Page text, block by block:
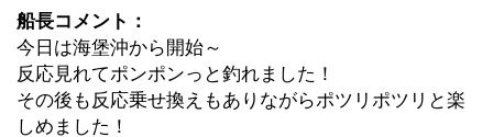
船長コメント：
今日は海堡沖から開始～
反応見れてポンポンっと釣れました！
その後も反応乗せ換えもありながらポツリポツリと楽
しめました！